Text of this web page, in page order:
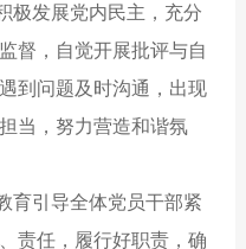
极发展党内民主，充分
督，自觉开展批评与自
到问题及时沟通，出现
当，努力营造和谐氛
育引导全体党员干部紧
责任，履行好职责，确